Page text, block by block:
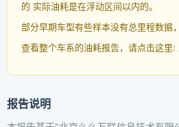
的 实际油耗是在浮动区间以内的。
部分早期车型有些样本没有总里程数据
查看整个车系的油耗报告，请点击这里:
报告说明